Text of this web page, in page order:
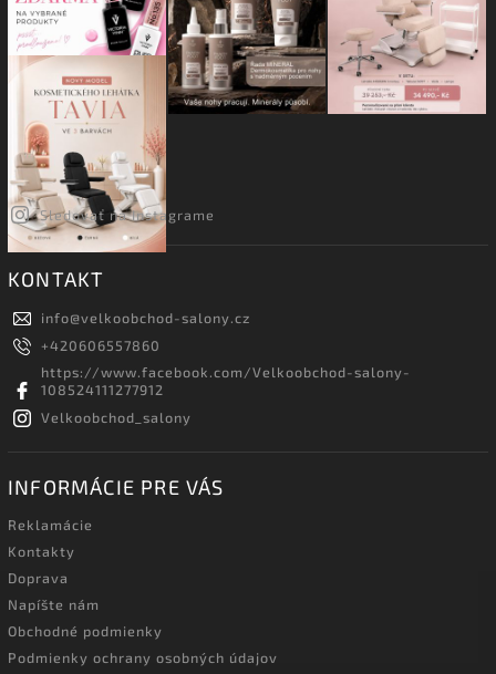
Sledovať na Instagrame
KONTAKT
info@velkoobchod-salony.cz
+420606557860
https://www.facebook.com/Velkoobchod-salony-
108524111277912
Velkoobchod_salony
INFORMÁCIE PRE VÁS
Reklamácie
Kontakty
Doprava
Napíšte nám
Obchodné podmienky
Podmienky ochrany osobných údajov